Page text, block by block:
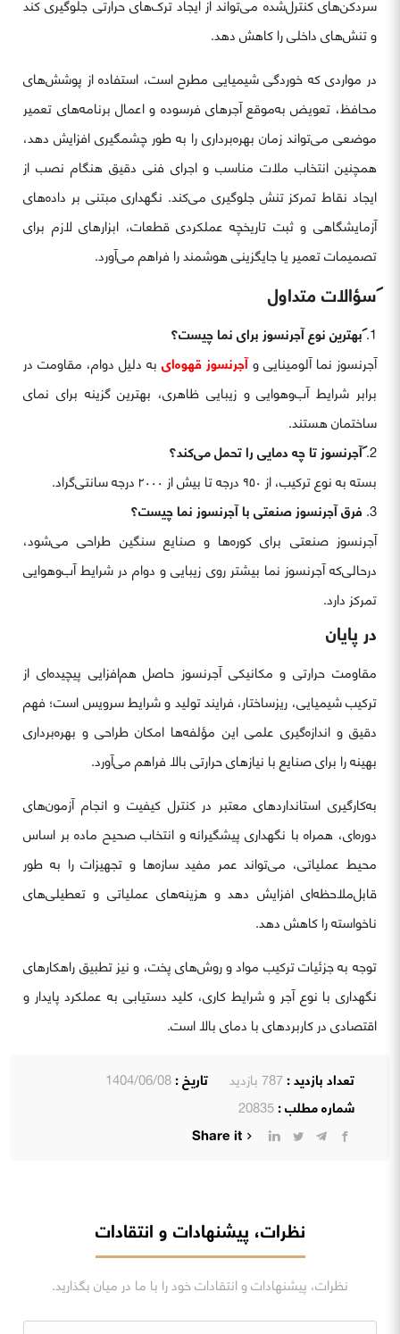
سردکن‌های کنترل‌شده می‌تواند از ایجاد ترک‌های حرارتی جلوگیری کند
و تنش‌های داخلی را کاهش دهد.
در مواردی که خوردگی شیمیایی مطرح است، استفاده از پوشش‌های
محافظ، تعویض به‌موقع آجرهای فرسوده و اعمال برنامه‌های تعمیر
موضعی می‌تواند زمان بهره‌برداری را به طور چشمگیری افزایش دهد،
همچنین انتخاب ملات مناسب و اجرای فنی دقیق هنگام نصب از
ایجاد نقاط تمرکز تنش جلوگیری می‌کند. نگهداری مبتنی بر داده‌های
آزمایشگاهی و ثبت تاریخچه عملکردی قطعات، ابزارهای لازم برای
تصمیمات تعمیر یا جایگزینی هوشمند را فراهم می‌آورد.
سؤالات متداول
بهترین نوع آجرنسوز برای نما چیست؟
آجرنسوز نما آلومینایی وآجرنسوز قهوه‌ایبه دلیل دوام، مقاومت در
برابر شرایط آب‌وهوایی و زیبایی ظاهری، بهترین گزینه برای نمای
ساختمان هستند.
آجرنسوز تا چه دمایی را تحمل می‌کند؟
بسته به نوع ترکیب، از ۹۵۰ درجه تا بیش از ۲۰۰۰ درجه سانتی‌گراد.
فرق آجرنسوز صنعتی با آجرنسوز نما چیست؟
آجرنسوز صنعتی برای کوره‌ها و صنایع سنگین طراحی می‌شود،
درحالی‌که آجرنسوز نما بیشتر روی زیبایی و دوام در شرایط آب‌وهوایی
تمرکز دارد.
در پایان
مقاومت حرارتی و مکانیکی آجرنسوز حاصل هم‌افزایی پیچیده‌ای از
ترکیب شیمیایی، ریزساختار، فرایند تولید و شرایط سرویس است؛ فهم
دقیق و اندازه‌گیری علمی این مؤلفه‌ها امکان طراحی و بهره‌برداری
بهینه را برای صنایع با نیازهای حرارتی بالا فراهم می‌آورد.
به‌کارگیری استانداردهای معتبر در کنترل کیفیت و انجام آزمون‌های
دوره‌ای، همراه با نگهداری پیشگیرانه و انتخاب صحیح ماده بر اساس
محیط عملیاتی، می‌تواند عمر مفید سازه‌ها و تجهیزات را به طور
قابل‌ملاحظه‌ای افزایش دهد و هزینه‌های عملیاتی و تعطیلی‌های
ناخواسته را کاهش دهد.
توجه به جزئیات ترکیب مواد و روش‌های پخت، و نیز تطبیق راهکارهای
نگهداری با نوع آجر و شرایط کاری، کلید دستیابی به عملکرد پایدار و
اقتصادی در کاربردهای با دمای بالا است.
تعداد بازدید :787 بازدید تاریخ :1404/06/08
شماره مطلب :20835
Share it
نظرات، پیشنهادات و انتقادات
نظرات، پیشنهادات و انتقادات خود را با ما در میان بگذارید.